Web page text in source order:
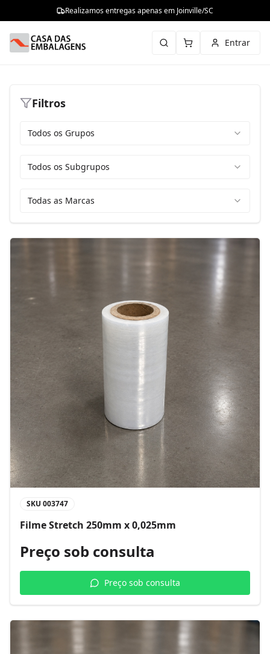
Realizamos entregas apenas em Joinville/SC
Entrar
Filtros
Todos os Grupos
Todos os Subgrupos
Todas as Marcas
SKU 003747
Filme Stretch 250mm x 0,025mm
Preço sob consulta
Preço sob consulta